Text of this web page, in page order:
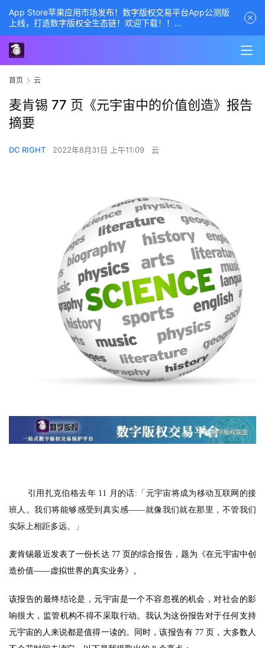
首页 云
麦肯锡 77 页《元宇宙中的价值创造》报告
摘要
DC RIGHT 2022年8月31日 上午11:09 云
引用扎克伯格去年 11 月的话:「元宇宙将成为移动互联网的接
班人。我们将能够感受到真实感——就像我们就在那里，不管我们
实际上相距多远。
」
麦肯锡最近发表了一份长达 77 页的综合报告，题为《在元宇宙中创
造价值——虚拟世界的真实业务》。
该报告的最终结论是，元宇宙是一个不容忽视的机会，对社会的影
响很大，监管机构不得不采取行动。我认为这份报告对于任何支持
元宇宙的人来说都是值得一读的。同时，该报告有 77 页，大多数人
App Store苹果应用市场发布！数字版权交易平台App公测版
上线，打造数字版权全生态链！欢迎下载！！
商务经理联系方式——数字版权交易平台